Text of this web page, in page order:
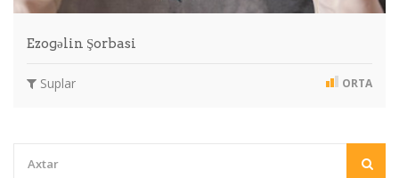
Ezogəlin Şorbasi
Suplar ORTA